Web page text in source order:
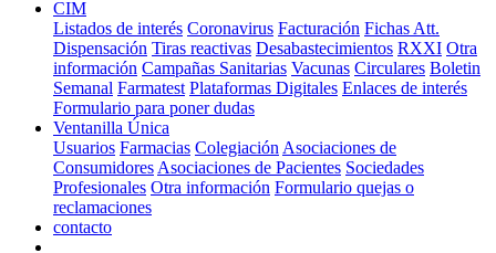
CIM
Listados de interés Coronavirus Facturación Fichas Att.
Dispensación Tiras reactivas Desabastecimientos RXXI Otra
información Campañas Sanitarias Vacunas Circulares Boletin
Semanal Farmatest Plataformas Digitales Enlaces de interés
Formulario para poner dudas
Ventanilla Única
Usuarios Farmacias Colegiación Asociaciones de
Consumidores Asociaciones de Pacientes Sociedades
Profesionales Otra información Formulario quejas o
reclamaciones
contacto